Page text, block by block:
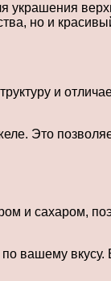
украшения
но и
и
Это
и сахаром,
вашему